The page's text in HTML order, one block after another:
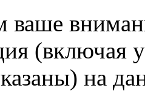
ваше
(включая
на